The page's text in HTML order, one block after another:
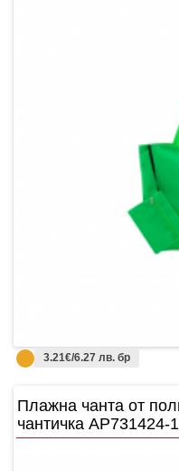
3.21€/6.27 лв. бр
Плажнa чантa от
чантичка AP731424-